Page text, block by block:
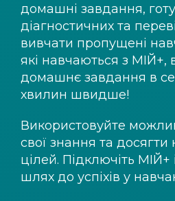
домашні завдання,
діагностичних та
вивчати пропущені
які навчаються з МІЙ+,
домашнє завдання в
хвилин швидше!
Використовуйте
свої знання та
цілей. Підключіть МІЙ+
шлях до успіхів у